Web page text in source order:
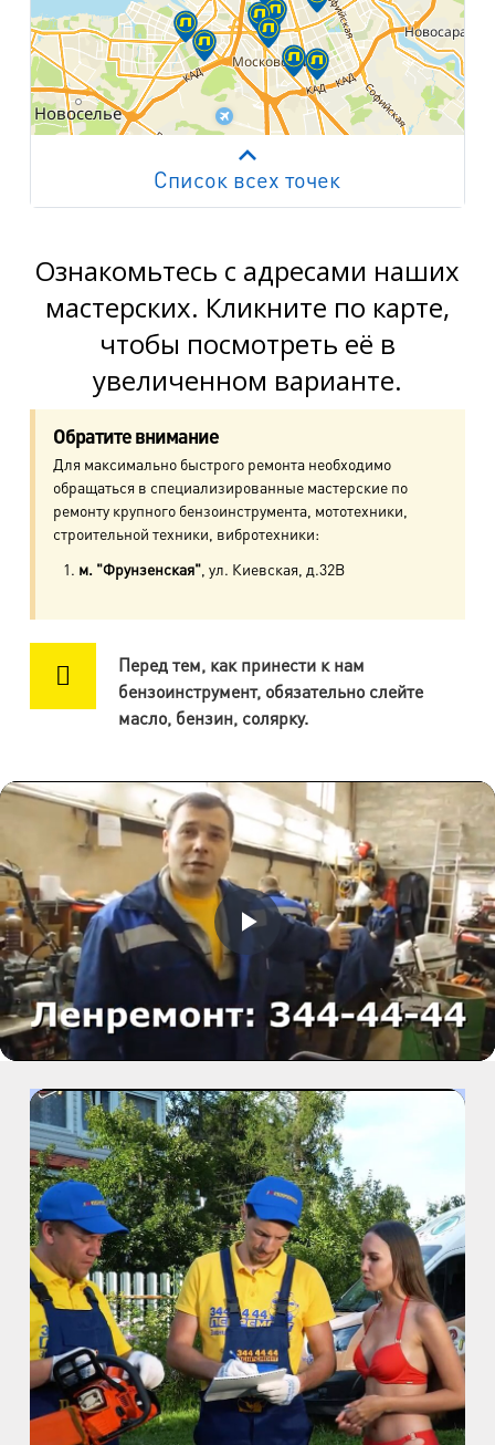
пр. Просвещения, д.20
м. Пр. Ветеранов
пр. Ветеранов, д.9
м. Ул. Дыбенко
м. Комендантский пр.
пр. Авиаконструкторов, д.4
м. Приморская
пр. Науки, д.8, к.1
м. Озерки, м. Пр. Просвещения
м. Автово
пр. Маршала Жукова, д.35, к.3
м. Елизаровская
пр. Елизарова, д.36
м. Международная
ул. Белы Куна, д.20, к.1
м. Пионерская
м. Гражданский пр.
ул. Ушинского, д.25, к.1
м. Звёздная
ул. Звёздная, д.5, к.1 (вход с улицы)
м. Парк Победы, м. Московская
ул. Фрунзе, д.3
м. Пр. Большевиков
пр. Пятилеток, д.14, к.1
Работает на API 2ГИС
Лицензионное соглашение
Список всех точек
Ознакомьтесь с адресами наших
мастерских. Кликните по карте,
чтобы посмотреть её в
увеличенном варианте.
Обратите внимание
Для максимально быстрого ремонта необходимо
обращаться в специализированные мастерские по
ремонту крупного бензоинструмента, мототехники,
строительной техники, вибротехники:
м. "Фрунзенская" , ул. Киевская, д.32В
Перед тем, как принести к нам
бензоинструмент, обязательно слейте
масло, бензин, солярку.
Воспроизвести
Видео